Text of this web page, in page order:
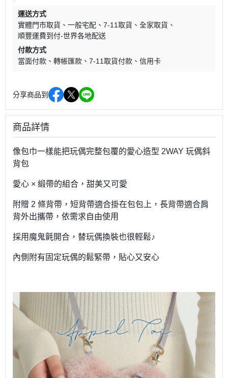
運送方式
實體門市取貨
一般宅配 7-11取貨
全家取貨
順豐運費到付-世界各地配送
付款方式
當面付款
轉帳匯款 7-11取貨付款 信用卡
分享商品到
商品詳情
像包巾一樣能把玩偶完整包覆的愛心造型 2WAY 玩偶斜
背包
愛心 × 緞帶的組合，甜美又可愛
附贈 2 條背帶，短背帶適合掛在包包上，長背帶適合肩
背外出攜帶，依需求自由使用
採用魔鬼氈開合，替玩偶換裝也很輕鬆♪
內側附有固定玩偶的鬆緊帶，貼心又安心